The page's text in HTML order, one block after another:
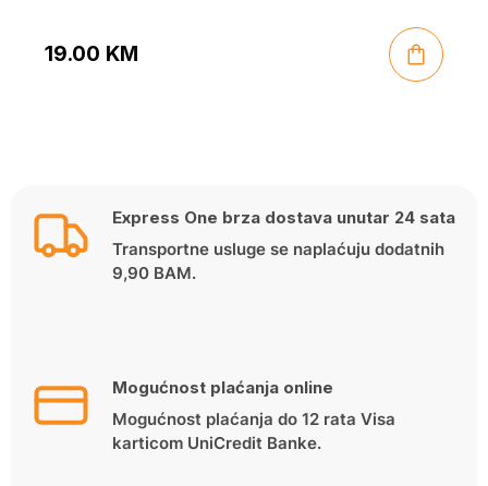
19.00 KM
Express One brza dostava unutar 24 sata
Transportne usluge se naplaćuju dodatnih
9,90 BAM.
Mogućnost plaćanja online
Mogućnost plaćanja do 12 rata Visa
karticom UniCredit Banke.